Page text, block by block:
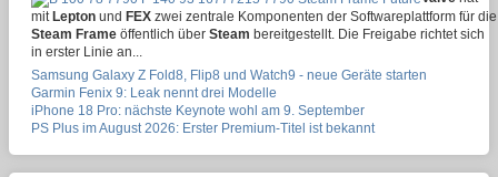
mitLepton und FEX zwei zentrale Komponenten der Softwareplattform für die
Steam Frame öffentlich über Steam bereitgestellt. Die Freigabe richtet sich
in erster Linie an...
Samsung Galaxy Z Fold8, Flip8 und Watch9 - neue Geräte starten
Garmin Fenix 9: Leak nennt drei Modelle
iPhone 18 Pro: nächste Keynote wohl am 9. September
PS Plus im August 2026: Erster Premium-Titel ist bekannt